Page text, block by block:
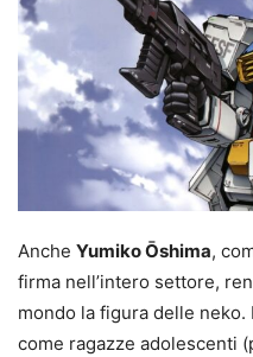
Anche Yumiko Ōshima,
firma nell’intero settore,
mondo la figura delle
come ragazze adolescenti